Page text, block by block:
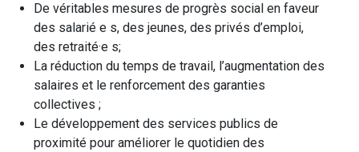
De véritables mesures de progrès social en faveur
des salarié e s, des jeunes, des privés d’emploi,
des retraité·e s;
La réduction du temps de travail, l’augmentation des
salaires et le renforcement des garanties
collectives ;
Le développement des services publics de
proximité pour améliorer le quotidien des